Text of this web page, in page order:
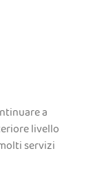
a
livello
servizi